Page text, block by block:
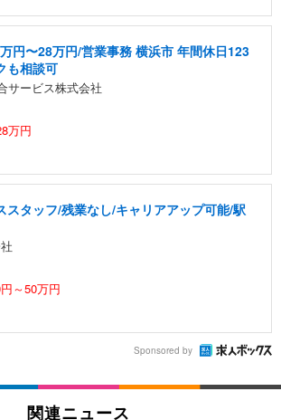
円〜28万円/営業事務 横浜市 年間休日123
も相談可
サービス株式会社
万円
スタッフ/残業なし/キャリアアップ可能/駅
～50万円
Sponsored by
関連ニュース